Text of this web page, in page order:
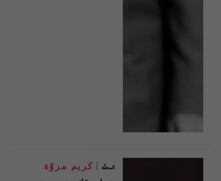
المجلّة كريم مروّة